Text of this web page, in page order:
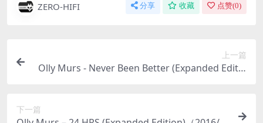
ZERO-HIFI 分享 收藏 点赞(0)
上一篇
Olly Murs - Never Been Better (Expanded Editio
下一篇